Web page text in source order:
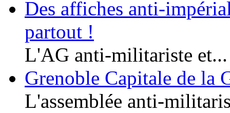
Des affiches anti-
partout !
L'AG anti-militariste et...
Grenoble Capitale de la
L'assemblée anti-